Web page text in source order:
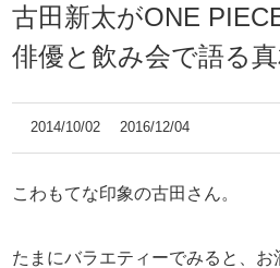
古田新太がONE
俳優と飲み会で語る
2014/10/02 2016/12/04
こわもてな印象の古田さん。
たまにバラエティーでみると、